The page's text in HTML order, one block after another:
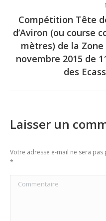
Compétition Tête
d’Aviron (ou course
mètres) de la
novembre 2015 de
des
Laisser un
Votre adresse e-mail ne sera
*
Commentaire